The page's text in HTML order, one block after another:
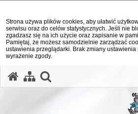
Strona używa plików cookies, aby ułatwić
serwisu oraz do celów statystycznych. Jeśli nie
zgadzasz się na ich użycie oraz zapisanie w
Pamiętaj, że możesz samodzielnie zarządzać
ustawienia przeglądarki. Brak zmiany
wyrażenie zgody.